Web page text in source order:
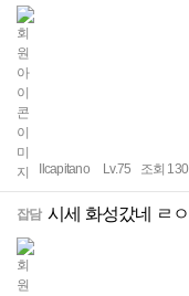
Ilcapitano Lv.75 조회 130
잡담 시세 화성갔네 ㄹㅇ